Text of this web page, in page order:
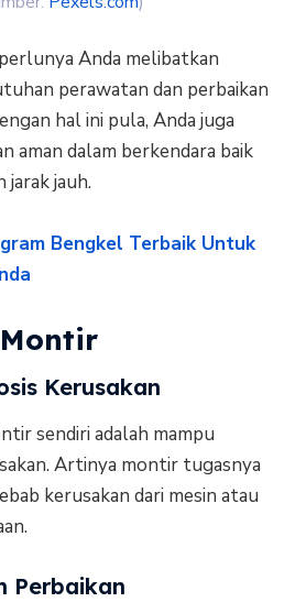
Anda melibatkan
perawatan dan perbaikan
hal ini pula, Anda juga
aman dalam berkendara baik
jarak jauh.
Bengkel Terbaik Untuk
Kerusakan
sendiri adalah mampu
Artinya montir tugasnya
kerusakan dari mesin atau
Perbaikan